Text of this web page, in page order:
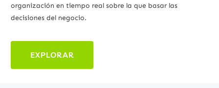
organización en tiempo real sobre la que basar las
decisiones del negocio.
EXPLORAR